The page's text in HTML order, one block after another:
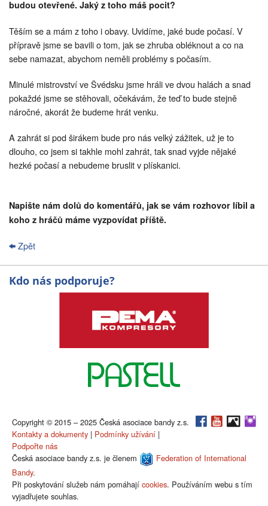
budou otevřené. Jaký z toho máš pocit?
Těším se a mám z toho i obavy. Uvidíme, jaké bude počasí. V
přípravě jsme se bavili o tom, jak se zhruba obléknout a co na
sebe namazat, abychom neměli problémy s počasím.
Minulé mistrovství ve Švédsku jsme hráli ve dvou halách a snad
pokaždé jsme se stěhovali, očekávám, že teď to bude stejně
náročné, akorát že budeme hrát venku.
A zahrát si pod širákem bude pro nás velký zážitek, už je to
dlouho, co jsem si takhle mohl zahrát, tak snad vyjde nějaké
hezké počasí a nebudeme bruslit v plískanici.
Napište nám dolů do komentářů, jak se vám rozhovor líbil a
koho z hráčů máme vyzpovídat příště.
Zpět
Kdo nás podporuje?
Copyright © 2015 – 2025 Česká asociace bandy z.s.
Kontakty a dokumenty | Podmínky užívání |
Podpořte nás
Česká asociace bandy z.s. je členem
Federation of International
Bandy.
Při poskytování služeb nám pomáhají cookies. Používáním webu s tím
vyjadřujete souhlas.